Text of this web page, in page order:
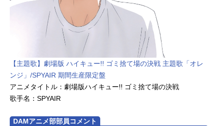
ャラ設定：吉田誠美術監督：清水と
しゆき撮影監督：熊谷正弘音響監
督：田中章喜色彩設計：戸部弥生編
集：小島俊彦 三宅圭貴音楽：沢田
完ミキサー：山本寿音響効果：糸川
幸良（グループ・アンド・アイ）チ
レビ朝日） 鶴崎りか（ADK） 大
金修一（シンエイ動画）制作：シン
【主題歌】劇場版 ハイキュー!! ゴミ捨て場の決戦 主題歌「オレ
ンジ」/SPYAIR 期間生産限定盤
アニメタイトル：劇場版ハイキュー!! ゴミ捨て場の決戦
歌手名：SPYAIR
DAMアニメ部部員コメント